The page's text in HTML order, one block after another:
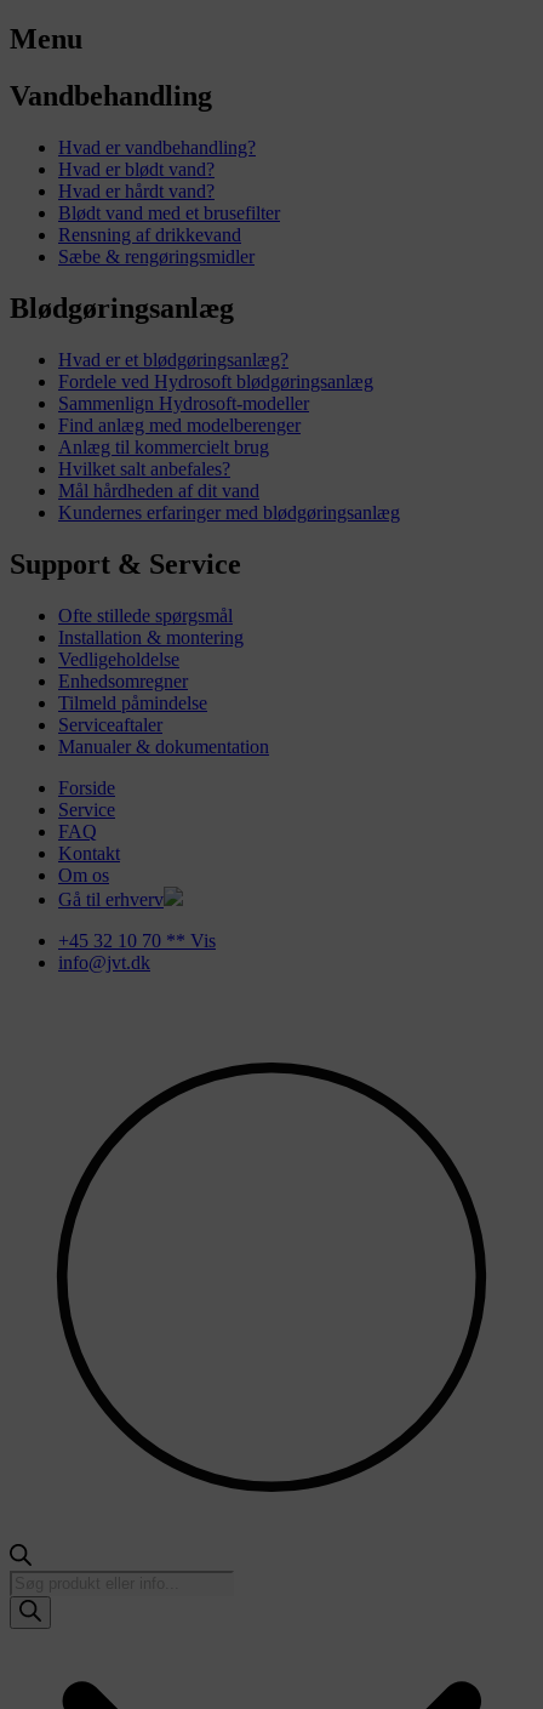
Menu
Vandbehandling
Hvad er vandbehandling?
Hvad er blødt vand?
Hvad er hårdt vand?
Blødt vand med et brusefilter
Rensning af drikkevand
Sæbe & rengøringsmidler
Blødgøringsanlæg
Hvad er et blødgøringsanlæg?
Fordele ved Hydrosoft blødgøringsanlæg
Sammenlign Hydrosoft-modeller
Find anlæg med modelberenger
Anlæg til kommercielt brug
Hvilket salt anbefales?
Mål hårdheden af dit vand
Kundernes erfaringer med blødgøringsanlæg
Support & Service
Ofte stillede spørgsmål
Installation & montering
Vedligeholdelse
Enhedsomregner
Tilmeld påmindelse
Serviceaftaler
Manualer & dokumentation
Forside
Service
FAQ
Kontakt
Om os
Gå til erhverv
+45 32 10 70 ** Vis
info@jvt.dk
Products
search